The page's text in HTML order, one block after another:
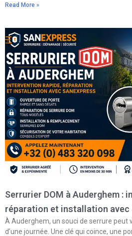
Read More »
Serrurier DOM à Auderghem :
réparation et installation avec
À Auderghem, un souci de serrure peut
d’une journée. Une clé qui coince, une